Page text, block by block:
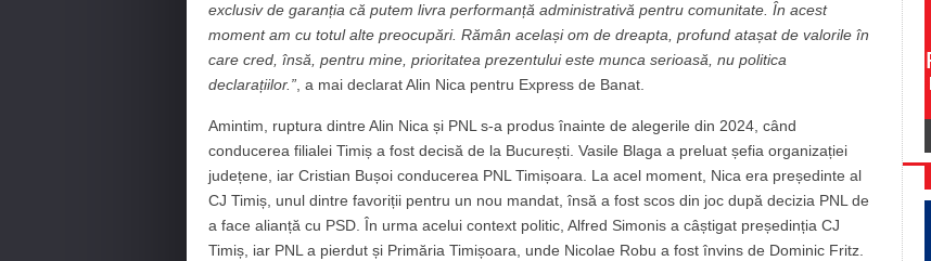
exclusiv de garanția că putem livra performanță administrativă pentru comunitate. În acest
moment am cu totul alte preocupări. Rămân același om de dreapta, profund atașat de valorile în
care cred, însă, pentru mine, prioritatea prezentului este munca serioasă, nu politica
declarațiilor.”, a mai declarat Alin Nica pentru Express de Banat.
Amintim, ruptura dintre Alin Nica și PNL s-a produs înainte de alegerile din 2024, când
conducerea filialei Timiș a fost decisă de la București. Vasile Blaga a preluat șefia organizației
județene, iar Cristian Bușoi conducerea PNL Timișoara. La acel moment, Nica era președinte al
CJ Timiș, unul dintre favoriții pentru un nou mandat, însă a fost scos din joc după decizia PNL de
a face alianță cu PSD. În urma acelui context politic, Alfred Simonis a câștigat președinția CJ
Timiș, iar PNL a pierdut și Primăria Timișoara, unde Nicolae Robu a fost învins de Dominic Fritz.